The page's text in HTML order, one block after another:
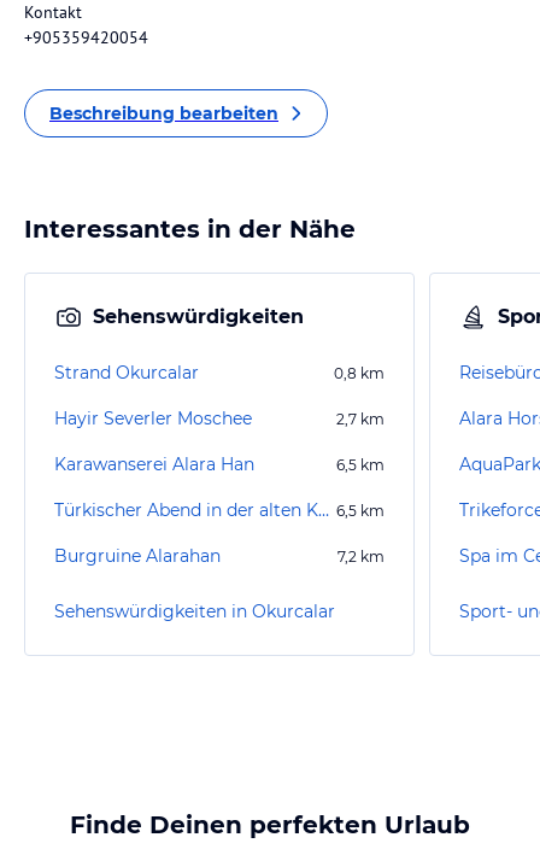
Kontakt
+905359420054
Beschreibung bearbeiten
Interessantes in der Nähe
Sehenswürdigkeiten
Strand Okurcalar 0,8 km
Hayir Severler Moschee 2,7 km
Karawanserei Alara Han 6,5 km
Türkischer Abend in der alten Karwanserei 6,5 km
Burgruine Alarahan 7,2 km
Sehenswürdigkeiten in Okurcalar
Alara
Finde Deinen perfekten Urlaub